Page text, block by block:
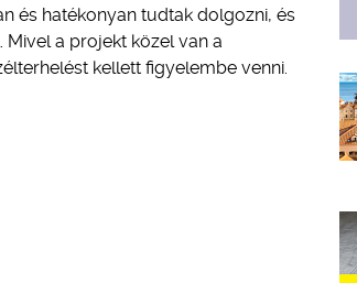
és hatékonyan tudtak dolgozni, és
a projekt közel van a
kellett figyelembe venni.